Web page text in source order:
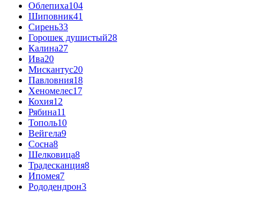
Облепиха104
Шиповник41
Сирень33
Горошек душистый28
Калина27
Ива20
Мискантус20
Павловния18
Хеномелес17
Кохия12
Рябина11
Тополь10
Вейгела9
Сосна8
Шелковица8
Традесканция8
Ипомея7
Рододендрон3